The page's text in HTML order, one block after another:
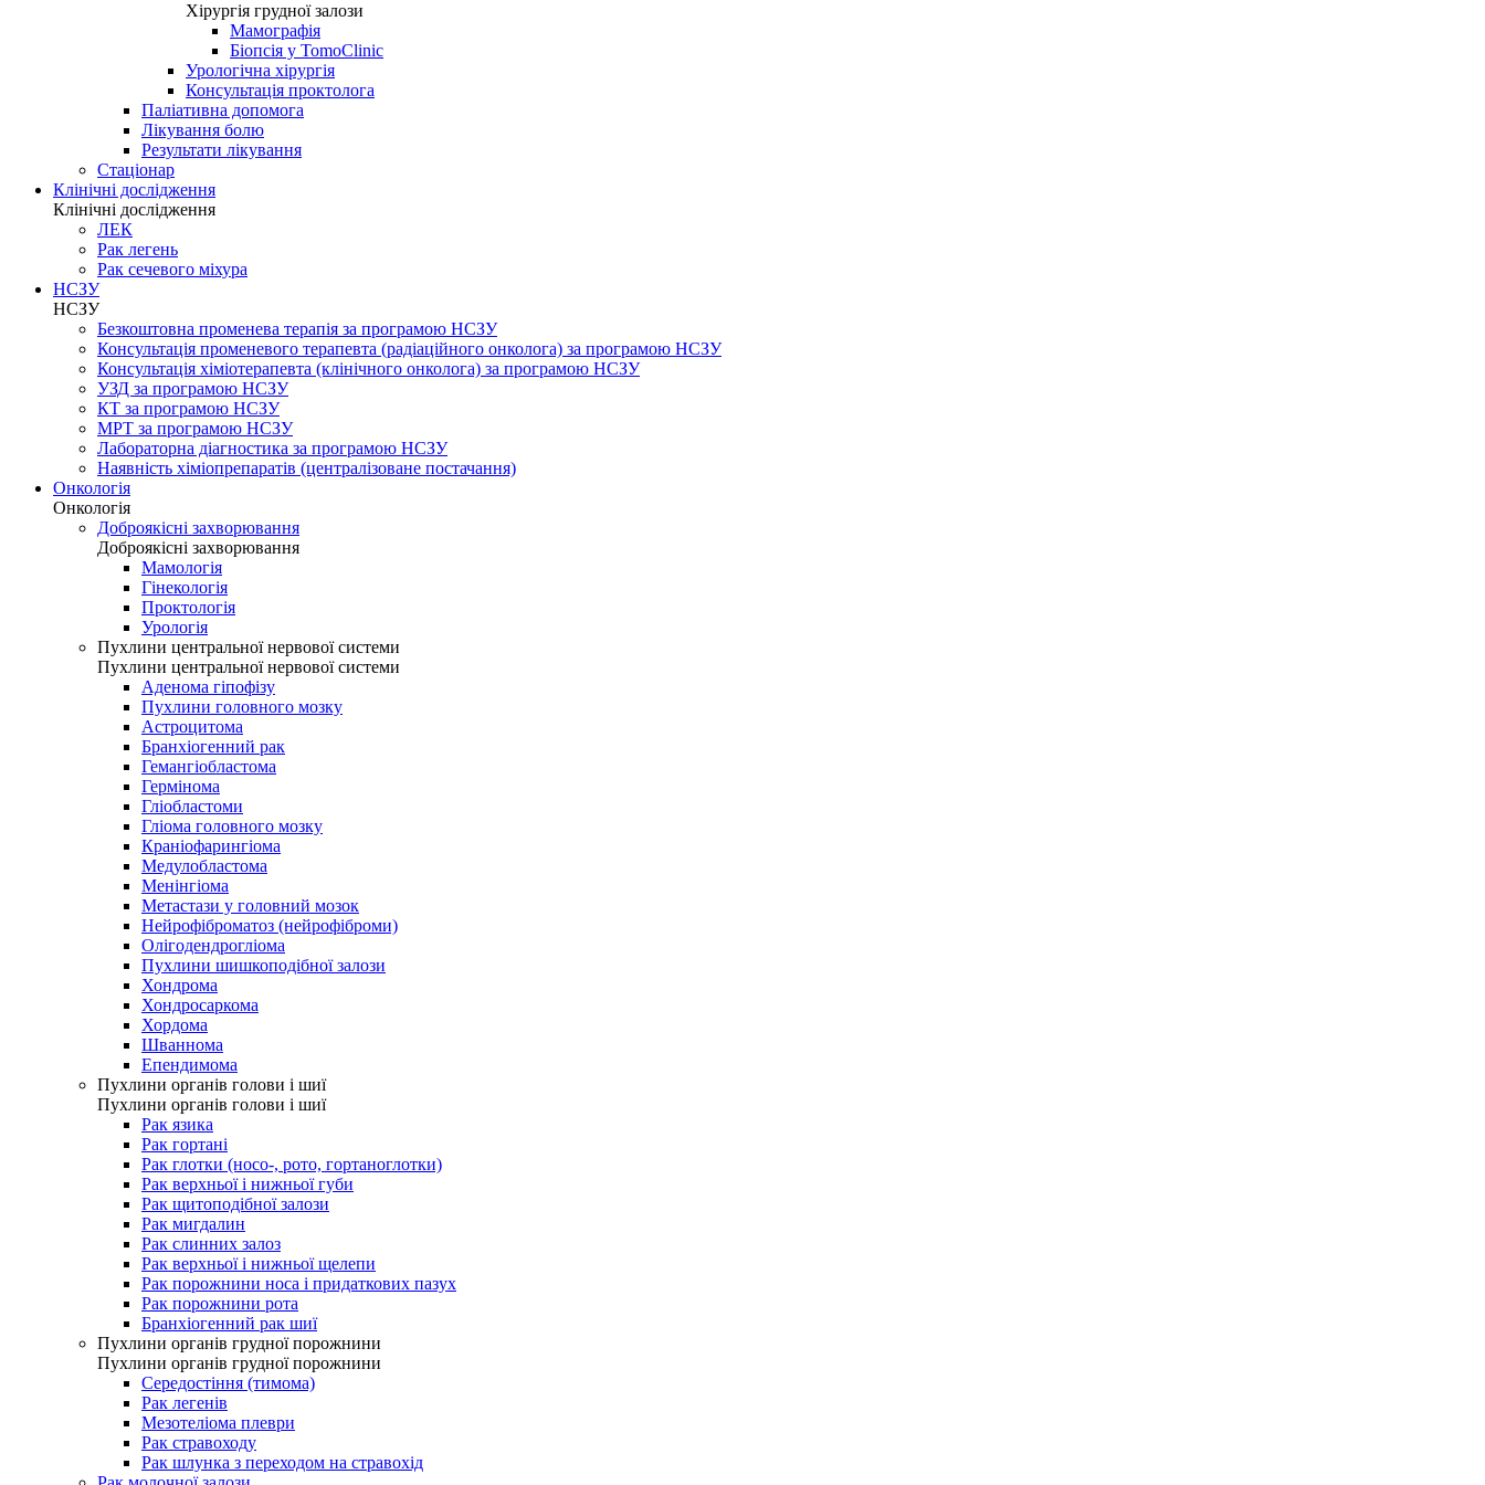
Хірургія грудної залози
Мамографія
Біопсія у TomoClinic
Урологічна хірургія
Консультація проктолога
Паліативна допомога
Лікування болю
Результати лікування
Стаціонар
Клінічні дослідження
Клінічні дослідження
ЛЕК
Рак легень
Рак сечевого міхура
НСЗУ
НСЗУ
Безкоштовна променева терапія за програмою НСЗУ
Консультація променевого терапевта (радіаційного онколога) за програмою НСЗУ
Консультація хіміотерапевта (клінічного онколога) за програмою НСЗУ
УЗД за програмою НСЗУ
КТ за програмою НСЗУ
МРТ за програмою НСЗУ
Лабораторна діагностика за програмою НСЗУ
Наявність хіміопрепаратів (централізоване постачання)
Онкологія
Онкологія
Доброякісні захворювання
Доброякісні захворювання
Мамологія
Гінекологія
Проктологія
Урологія
Пухлини центральної нервової системи
Пухлини центральної нервової системи
Аденома гіпофізу
Пухлини головного мозку
Астроцитома
Бранхіогенний рак
Гемангіобластома
Гермінома
Гліобластоми
Гліома головного мозку
Краніофарингіома
Медулобластома
Менінгіома
Метастази у головний мозок
Нейрофіброматоз (нейрофіброми)
Олігодендрогліома
Пухлини шишкоподібної залози
Хондрома
Хондросаркома
Хордома
Шваннома
Епендимома
Пухлини органів голови і шиї
Пухлини органів голови і шиї
Рак язика
Рак гортані
Рак глотки (носо-, рото, гортаноглотки)
Рак верхньої і нижньої губи
Рак щитоподібної залози
Рак мигдалин
Рак слинних залоз
Рак верхньої і нижньої щелепи
Рак порожнини носа і придаткових пазух
Рак порожнини рота
Бранхіогенний рак шиї
Пухлини органів грудної порожнини
Пухлини органів грудної порожнини
Середостіння (тимома)
Рак легенів
Мезотеліома плеври
Рак стравоходу
Рак шлунка з переходом на стравохід